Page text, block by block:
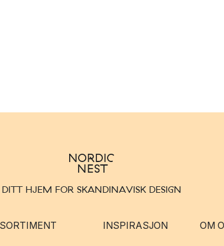
DITT HJEM FOR SKANDINAVISK DESIGN
SORTIMENT INSPIRASJON OM